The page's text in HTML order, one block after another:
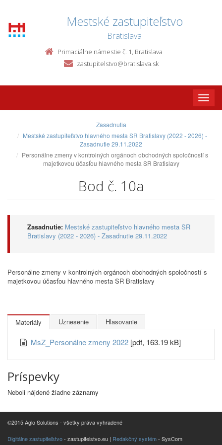
Mestské zastupiteľstvo
Bratislava
Primaciálne námestie č. 1, Bratislava
zastupitelstvo@bratislava.sk
Toggle
Zasadnutia
Mestské zastupiteľstvo hlavného mesta SR Bratislavy (2022 - 2026) -
Zasadnutie 29.11.2022
Personálne zmeny v kontrolných orgánoch obchodných spoločností s
majetkovou účasťou hlavného mesta SR Bratislavy
Bod č. 10a
Zasadnutie: Mestské zastupiteľstvo hlavného mesta SR
Bratislavy (2022 - 2026) - Zasadnutie 29.11.2022
Personálne zmeny v kontrolných orgánoch obchodných spoločností s
majetkovou účasťou hlavného mesta SR Bratislavy
Materiály Uznesenie Hlasovanie
MsZ_Personálne zmeny 2022 [pdf, 163.19 kB]
Príspevky
Neboli nájdené žiadne záznamy
©2015 Aglo Solutions - všetky práva vyhradené
Digitálne zastupiteľstvo- zastupitelstvo.eu | Redakčný systém- SysCom